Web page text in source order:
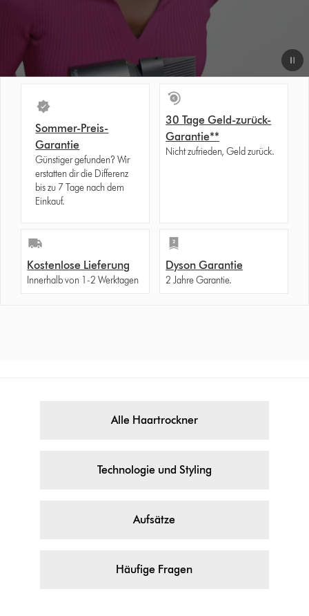
Sommer-Preis-
Garantie
Günstiger gefunden? Wir
erstatten dir die Differenz
bis zu 7 Tage nach dem
Einkauf.
30 Tage Geld-zurück-
Garantie**
Nicht zufrieden, Geld zurück.
Kostenlose Lieferung
Innerhalb von 1-2 Werktagen
Dyson Garantie
2 Jahre Garantie.
Alle Haartrockner
Technologie und Styling
Aufsätze
Häufige Fragen